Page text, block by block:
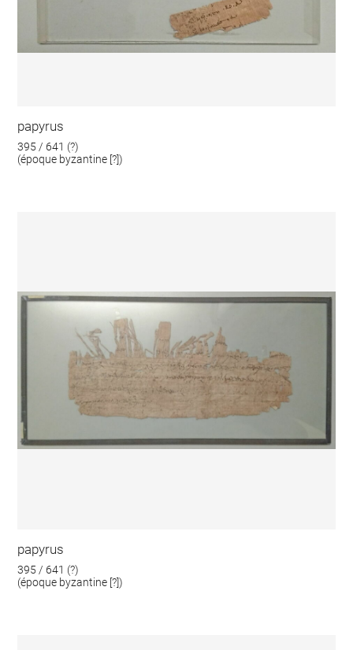
papyrus
395 / 641 (?)
(époque byzantine [?])
papyrus
395 / 641 (?)
(époque byzantine [?])